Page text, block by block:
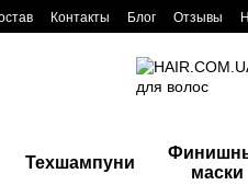
Контакты Блог Отзывы
Техшампуни
маски